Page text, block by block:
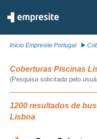
Início Empresite Portugal
Coberturas Piscinas
(Pesquisa solicitada pelo
1200 resultados de
Lisboa